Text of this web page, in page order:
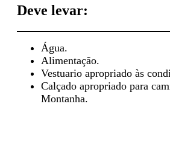
Deve levar:
Água.
Alimentação.
Vestuario apropriado às
Calçado apropriado para
Montanha.